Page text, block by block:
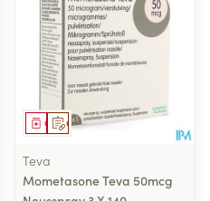
Op voorschrift
Geneesmiddel
Teva
Mometasone Teva 50mcg